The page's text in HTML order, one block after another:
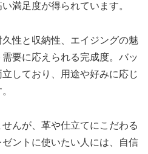
満足度が得られています。
性と収納性、エイジングの魅
要に応えられる完成度。バッ
しており、用途や好みに応じ
んが、革や仕立てにこだわる
ントに使いたい人には、自信